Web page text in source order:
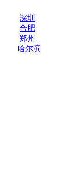
深圳
合肥
郑州
哈尔滨